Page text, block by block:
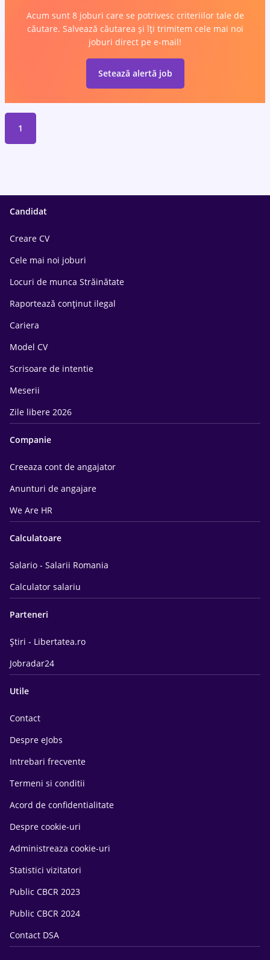
Acum sunt 8 joburi care se potrivesc criteriilor tale de
căutare. Salvează căutarea și îți trimitem cele mai noi
joburi direct pe e-mail!
Setează alertă job
1
Candidat
Creare CV
Cele mai noi joburi
Locuri de munca Străinătate
Raportează conținut ilegal
Cariera
Model CV
Scrisoare de intentie
Meserii
Zile libere 2026
Companie
Creeaza cont de angajator
Anunturi de angajare
We Are HR
Calculatoare
Salario - Salarii Romania
Calculator salariu
Parteneri
Știri - Libertatea.ro
Jobradar24
Utile
Contact
Despre eJobs
Intrebari frecvente
Termeni si conditii
Acord de confidentialitate
Despre cookie-uri
Administreaza cookie-uri
Statistici vizitatori
Public CBCR 2023
Public CBCR 2024
Contact DSA